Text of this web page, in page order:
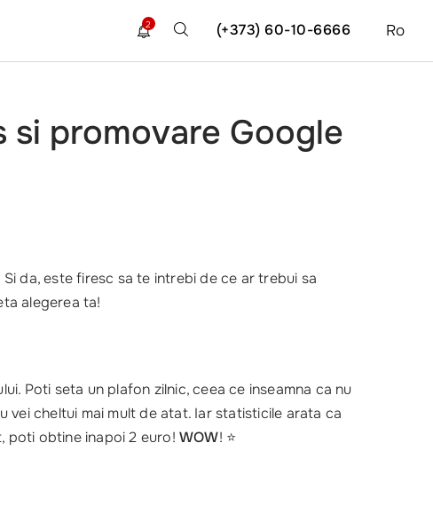
Ro
(+373) 60-10-6666
2
promovare Google
da, este firesc sa te intrebi de ce ar trebui sa
alegerea ta!
Poti seta un plafon zilnic, ceea ce inseamna ca nu
cheltui mai mult de atat. Iar statisticile arata ca
poti obtine inapoi 2 euro! WOW! ⭐